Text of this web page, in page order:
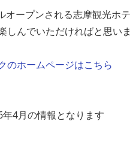
オープンされる志摩観光ホテ
しんでいただければと思いま
のホームページはこちら
4月の情報となります